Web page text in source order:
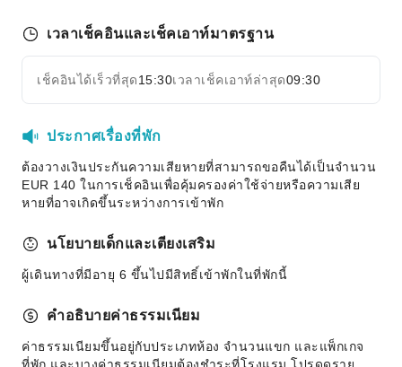
ลานจอดรถ
บริการอินเทอร์เน็ต
บริการแผนกต้อนรับ
กล้องวงจรปิดพื้นที่ส่วนกลาง
ถังดับเพลิง
ขยายทั้งหมด
เวลาเช็คอินและเช็คเอาท์มาตรฐาน
เช็คอินได้เร็วที่สุด15:30เวลาเช็คเอาท์ล่าสุด09:30
ประกาศเรื่องที่พัก
ต้องวางเงินประกันความเสียหายที่สามารถขอคืนได้เป็นจำนวน
EUR 140 ในการเช็คอินเพื่อคุ้มครองค่าใช้จ่ายหรือความเสีย
หายที่อาจเกิดขึ้นระหว่างการเข้าพัก
นโยบายเด็กและเตียงเสริม
ผู้เดินทางที่มีอายุ 6 ขึ้นไปมีสิทธิ์เข้าพักในที่พักนี้
คำอธิบายค่าธรรมเนียม
ค่าธรรมเนียมขึ้นอยู่กับประเภทห้อง จำนวนแขก และแพ็กเกจ